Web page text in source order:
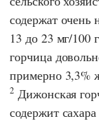
содержат
13 до 23 мг/100
горчица
примерно 3,3%
2 Дижонская
содержит